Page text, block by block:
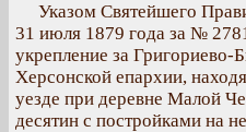
Указом Святейшего
31 июля 1879 года за №
укрепление за
Херсонской епархии,
уезде при деревне Малой
десятин с постройками на